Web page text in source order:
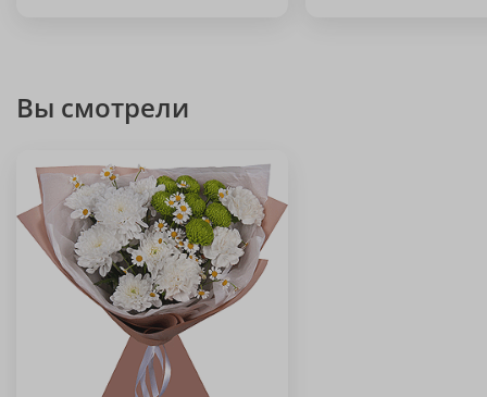
Вы смотрели